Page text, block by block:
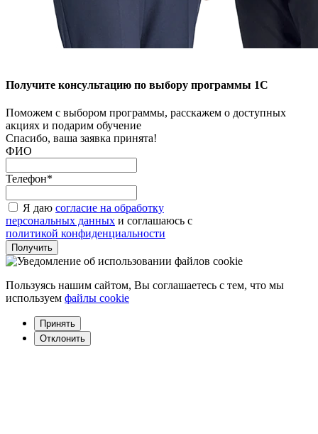
Получите консультацию по выбору программы 1С
Поможем с выбором программы, расскажем о доступных
акциях и подарим обучение
Спасибо, ваша заявка принята!
ФИО
Телефон*
Я даю согласие на обработку
персональных данных и соглашаюсь с
политикой конфиденциальности
Пользуясь нашим сайтом, Вы соглашаетесь с тем, что мы
используем файлы cookie
Принять
Отклонить